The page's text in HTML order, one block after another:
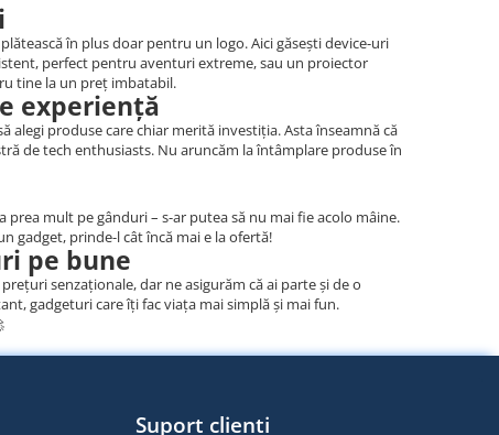
în plus doar pentru un logo. Aici găsești device-uri
perfect pentru aventuri extreme, sau un proiector
tine la un preț imbatabil.
experiență
alegi produse care chiar merită investiția. Asta înseamnă că
de tech enthusiasts. Nu aruncăm la întâmplare produse în
prea mult pe gânduri – s-ar putea să nu mai fie acolo mâine.
gadget, prinde-l cât încă mai e la ofertă!
pe bune
senzaționale, dar ne asigurăm că ai parte și de o
gadgeturi care îți fac viața mai simplă și mai fun.
Suport clienti